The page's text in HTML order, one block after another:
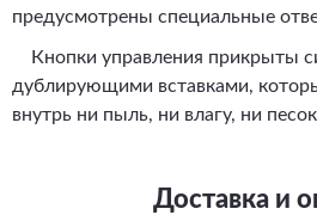
предусмотрены специальные
Кнопки управления прикрыты
дублирующими вставками,
внутрь ни пыль, ни влагу, ни
Доставка и